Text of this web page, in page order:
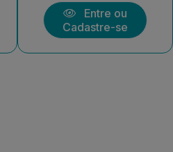
Entre ou
Cadastre-se